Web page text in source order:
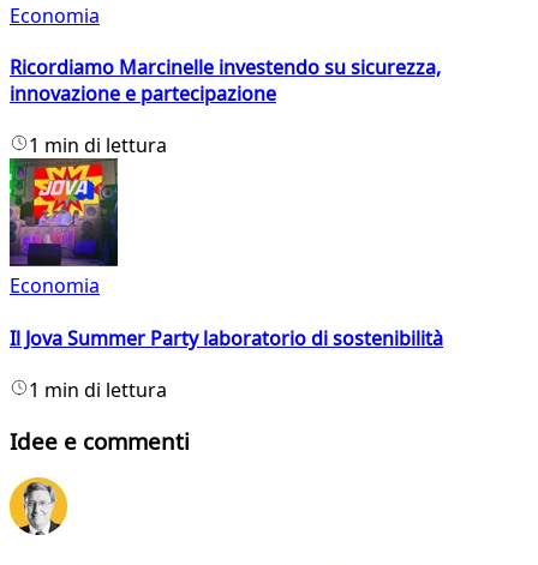
Economia
Ricordiamo Marcinelle investendo su sicurezza,
innovazione e partecipazione
1 min di lettura
Economia
Il Jova Summer Party laboratorio di sostenibilità
1 min di lettura
Idee e commenti